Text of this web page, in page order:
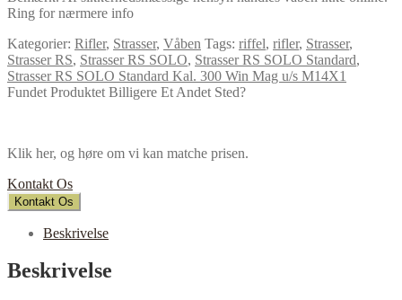
Ring for nærmere info
Kategorier: Rifler, Strasser, Våben Tags: riffel, rifler, Strasser,
Strasser RS, Strasser RS SOLO, Strasser RS SOLO Standard,
Strasser RS SOLO Standard Kal. 300 Win Mag u/s M14X1
Fundet Produktet Billigere Et Andet Sted?
Klik her, og høre om vi kan matche prisen.
Kontakt Os
Kontakt Os
Beskrivelse
Beskrivelse